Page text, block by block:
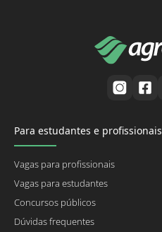
Para estudantes e profissionais
Vagas para profissionais
Vagas para estudantes
Concursos públicos
Dúvidas frequentes